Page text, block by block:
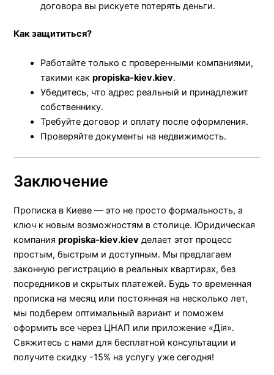
договора вы рискуете потерять деньги.
Как защититься?
Работайте только с проверенными компаниями,
такими какpropiska-kiev.kiev.
Убедитесь, что адрес реальный и принадлежит
собственнику.
Требуйте договор и оплату после оформления.
Проверяйте документы на недвижимость.
Заключение
Прописка в Киеве — это не просто формальность, а
ключ к новым возможностям в столице. Юридическая
компанияpropiska-kiev.kiev делает этот процесс
простым, быстрым и доступным. Мы предлагаем
законную регистрацию в реальных квартирах, без
посредников и скрытых платежей. Будь то временная
прописка на месяц или постоянная на несколько лет,
мы подберем оптимальный вариант и поможем
оформить все через ЦНАП или приложение «Дія».
Свяжитесь с нами для бесплатной консультации и
получите скидку -15% на услугу уже сегодня!